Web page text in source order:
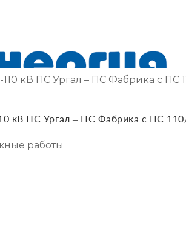
кВ ПС Ургал – ПС Фабрика с ПС
кВ ПС Ургал – ПС Фабрика с ПС
работы